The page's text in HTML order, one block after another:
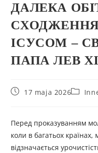
ДАЛЕКА
ІСУСОМ –
ПАПА ЛЕВ
17 maja 2026
Перед проказуванням
коли в багатьох країнах,
відзначається